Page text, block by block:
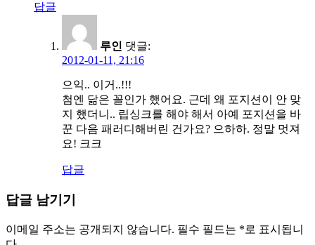
답글
루인 댓글:
2012-01-11, 21:16
으익.. 이거..!!!
첨엔 닮은 꼴인가 했어요. 근데 왜 포지션이 안 맞
지 했더니.. 립싱크를 해야 해서 아예 포지션을 바
꾼 다음 패러디해버린 건가요? 으하하. 정말 멋져
요! 크크
답글
답글 남기기
이메일 주소는 공개되지 않습니다. 필수 필드는 *로 표시됩니